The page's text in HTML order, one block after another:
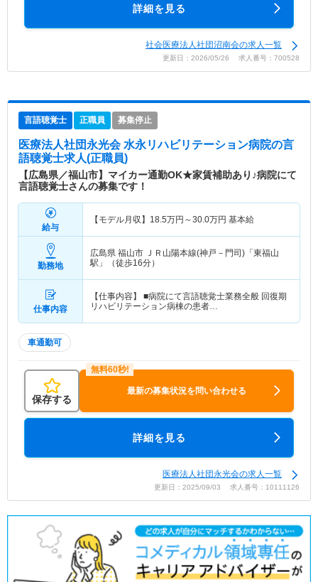
詳細を見る
社会医療法人社団沼南会の求人一覧
更新日：2026/05/26 求人番号：700528
言語聴覚士 正職員 募集停止
医療法人社団永光会 水永リハビリテーション病院の言
語聴覚士求人(正職員)
【広島県／福山市】マイカー通勤OK★家賃補助あり♪病院にて
言語聴覚士さんの募集です！
給与
【モデル月収】 18.5万円～30.0万円 基本給
勤務地
広島県 福山市 ＪＲ山陽本線(神戸－門司)「東福山
駅」（徒歩16分）
仕事内容
【仕事内容】 ■病院にて言語聴覚士業務全般 回復期
リハビリテーション病棟の患者…
車通勤可
保存する
最新の募集状況を問い合わせる
詳細を見る
医療法人社団永光会の求人一覧
更新日：2025/09/03 求人番号：10111126